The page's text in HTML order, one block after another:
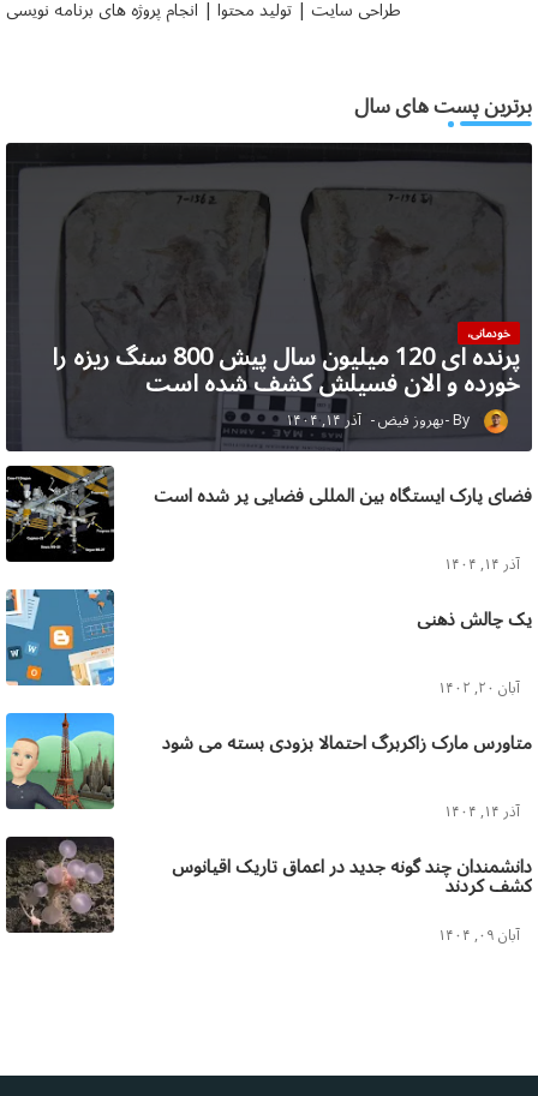
طراحی سایت | تولید محتوا | انجام پروژه های برنامه نویسی
برترین پست های سال
خودمانی، پرنده ای 120 میلیون سال پیش 800 سنگ ریزه را
خورده و الان فسیلش کشف شده است
بهروز فیض آذر ۱۴, ۱۴۰۴
فضای پارک ایستگاه بین المللی فضایی پر شده است
آذر ۱۴, ۱۴۰۴
یک چالش ذهنی
آبان ۲۰, ۱۴۰۲
متاورس مارک زاکربرگ احتمالا بزودی بسته می شود
آذر ۱۴, ۱۴۰۴
دانشمندان چند گونه جدید در اعماق تاریک اقیانوس
کشف کردند
آبان ۰۹, ۱۴۰۴